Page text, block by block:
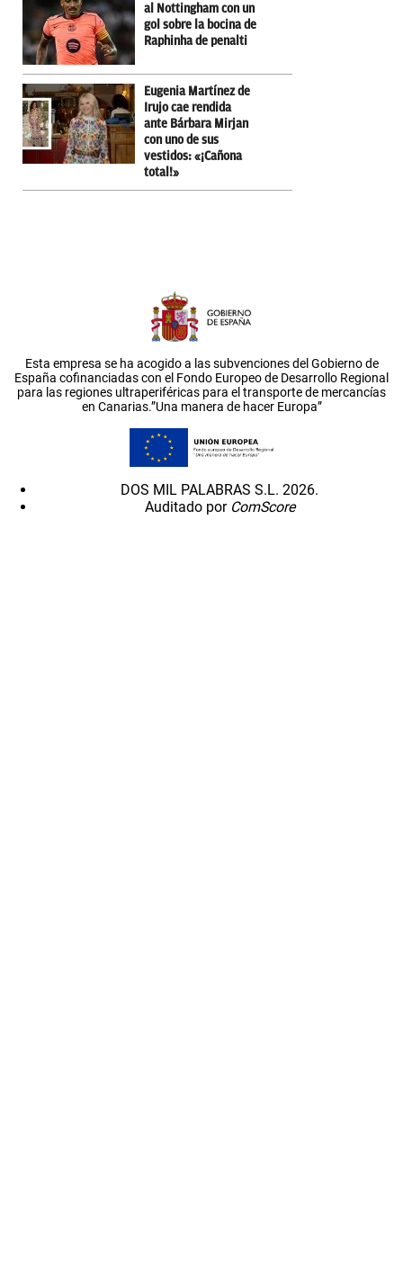
al Nottingham con un
gol sobre la bocina de
Raphinha de penalti
Eugenia Martínez de
Irujo cae rendida
ante Bárbara Mirjan
con uno de sus
vestidos: «¡Cañona
total!»
Esta empresa se ha acogido a las subvenciones del Gobierno de
España cofinanciadas con el Fondo Europeo de Desarrollo Regional
para las regiones ultraperiféricas para el transporte de mercancías
en Canarias.”Una manera de hacer Europa”
DOS MIL PALABRAS S.L. 2026.
Auditado por ComScore